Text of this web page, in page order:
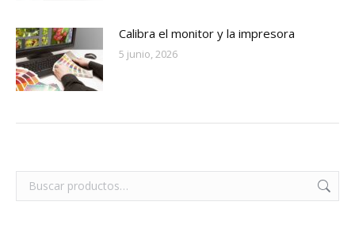
Calibra el monitor y la impresora
5 junio, 2026